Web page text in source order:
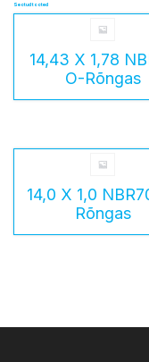
Seotud tooted
14,43 X 1,78
O-Rõngas
14,0 X 1,0
Rõngas